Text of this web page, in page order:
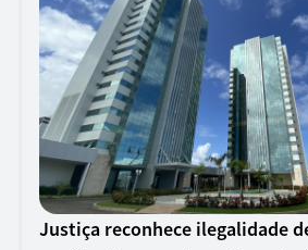
Justiça reconhece ilegalidade